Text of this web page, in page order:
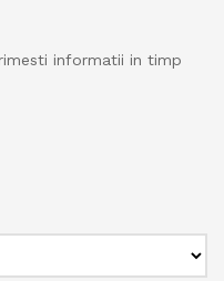
informatii in timp